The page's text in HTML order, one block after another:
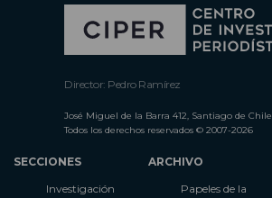
Director: Pedro Ramírez
José Miguel de la Barra 412, Santiago de Chile
Todos los derechos reservados © 2007-2026
SECCIONES
Investigación
ARCHIVO
Papeles de la